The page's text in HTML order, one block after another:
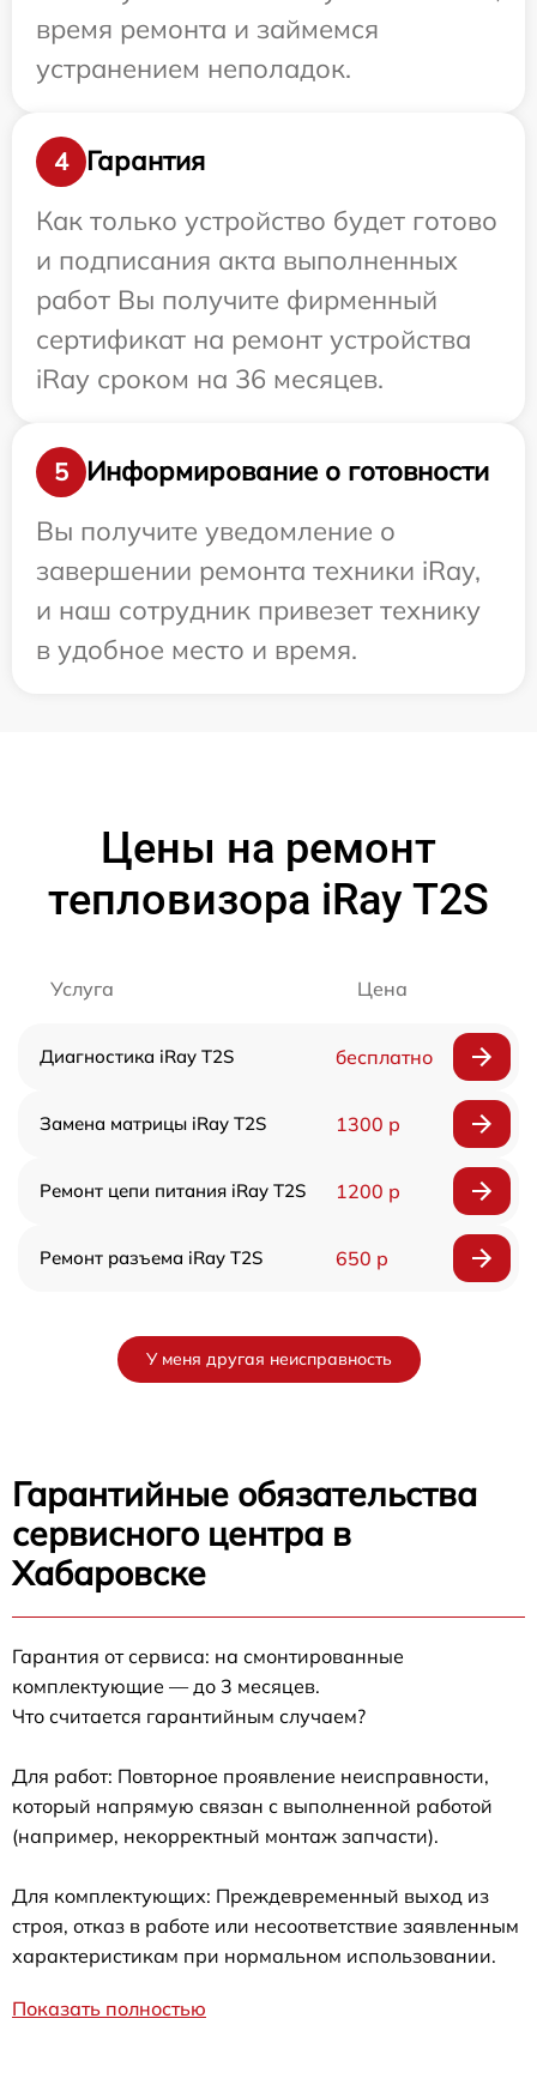
время ремонта и займемся
устранением неполадок.
4
Гарантия
Как только устройство будет готово
и подписания акта выполненных
работ Вы получите фирменный
сертификат на ремонт устройства
iRay сроком на 36 месяцев.
5
Информирование о готовности
Вы получите уведомление о
завершении ремонта техники iRay,
и наш сотрудник привезет технику
в удобное место и время.
Цены на ремонт
тепловизора iRay T2S
Услуга Цена
Диагностика iRay T2S бесплатно
Замена матрицы iRay T2S 1300 р
Ремонт цепи питания iRay T2S 1200 р
Ремонт разъема iRay T2S 650 р
У меня другая неисправность
Гарантийные обязательства
сервисного центра в
Хабаровске
Гарантия от сервиса: на смонтированные
комплектующие — до 3 месяцев.
Что считается гарантийным случаем?
Для работ: Повторное проявление неисправности,
который напрямую связан с выполненной работой
(например, некорректный монтаж запчасти).
Для комплектующих: Преждевременный выход из
строя, отказ в работе или несоответствие заявленным
характеристикам при нормальном использовании.
Показать полностью